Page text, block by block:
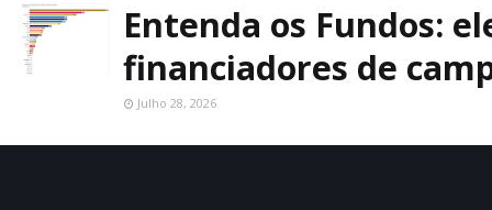
Entenda os Fundos:
financiadores de
Julho 28, 2026